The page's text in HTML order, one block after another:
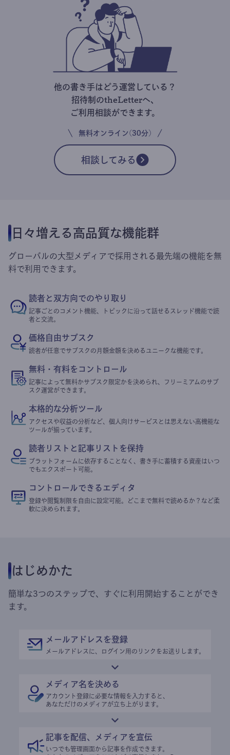
他の書き手はどう運営している？
招待制のtheLetterへ、
ご利用相談ができます。
無料オンライン(30分)
相談してみる
日々増える高品質な機能群
グローバルの大型メディアで採用される最先端の機能を無
料で利用できます。
読者と双方向でのやり取り
記事ごとのコメント機能、トピックに沿って話せるスレッド機能で読
者と交流。
価格自由サブスク
読者が任意でサブスクの月額金額を決めるユニークな機能です。
無料・有料をコントロール
記事によって無料かサブスク限定かを決められ、フリーミアムのサブ
スク運営ができます。
本格的な分析ツール
アクセスや収益の分析など、個人向けサービスとは思えない高機能な
ツールが揃っています。
読者リストと記事リストを保持
プラットフォームに依存することなく、書き手に蓄積する資産はいつ
でもエクスポート可能。
コントロールできるエディタ
登録や閲覧制限を自由に設定可能。どこまで無料で読めるか？など柔
軟に決められます。
はじめかた
簡単な3つのステップで、すぐに利用開始することができ
ます。
メールアドレスを登録
メールアドレスに、ログイン用のリンクをお送りします。
メディア名を決める
アカウント登録に必要な情報を入力すると、
あなただけのメディアが立ち上がります。
記事を配信、メディアを宣伝
いつでも管理画面から記事を作成できます。